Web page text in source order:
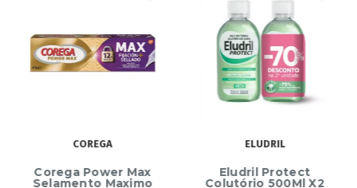
COREGA
Corega Power Max
Selamento Maximo
ELUDRIL
Eludril Protect
Colutório 500Ml X2